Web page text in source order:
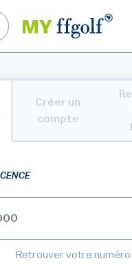
Créer un
compte
Retrouver votre